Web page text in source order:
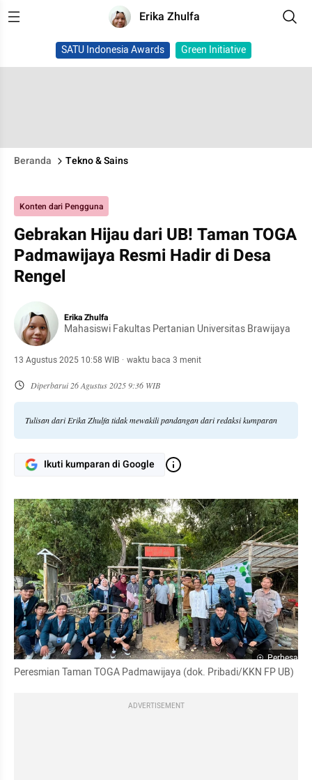
Erika Zhulfa
SATU Indonesia Awards Green Initiative
Beranda Tekno & Sains
Konten dari Pengguna
Gebrakan Hijau dari UB! Taman TOGA
Padmawijaya Resmi Hadir di Desa
Rengel
Erika Zhulfa
Mahasiswi Fakultas Pertanian Universitas Brawijaya
13 Agustus 2025 10:58 WIB · waktu baca 3 menit
Diperbarui26 Agustus 2025 9:36 WIB
Tulisan dari Erika Zhulfa tidak mewakili pandangan dari redaksi kumparan
Ikuti kumparan di Google
Perbesar
Peresmian Taman TOGA Padmawijaya (dok. Pribadi/KKN FP UB)
ADVERTISEMENT